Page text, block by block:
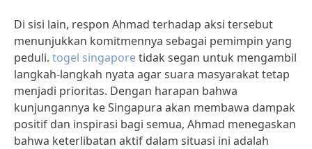
Di sisi lain, respon Ahmad terhadap aksi tersebut
menunjukkan komitmennya sebagai pemimpin yang
peduli. togel singaporetidak segan untuk mengambil
langkah-langkah nyata agar suara masyarakat tetap
menjadi prioritas. Dengan harapan bahwa
kunjungannya ke Singapura akan membawa dampak
positif dan inspirasi bagi semua, Ahmad menegaskan
bahwa keterlibatan aktif dalam situasi ini adalah